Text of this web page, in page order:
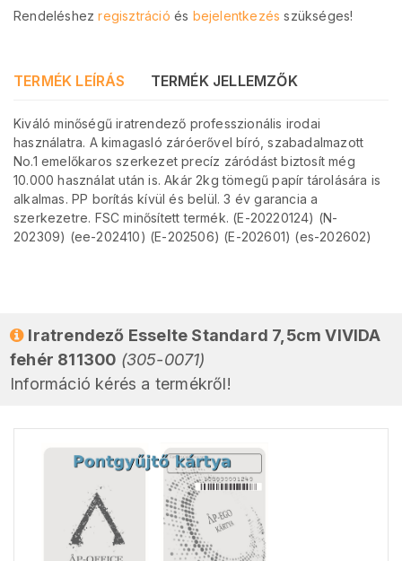
Rendeléshezregisztráció és bejelentkezés szükséges!
TERMÉK LEÍRÁS TERMÉK JELLEMZŐK
Kiváló minőségű iratrendező professzionális irodai
használatra. A kimagasló záróerővel bíró, szabadalmazott
No.1 emelőkaros szerkezet precíz záródást biztosít még
10.000 használat után is. Akár 2kg tömegű papír tárolására is
alkalmas. PP borítás kívül és belül. 3 év garancia a
szerkezetre. FSC minősített termék. (E-20220124) (N-
202309) (ee-202410) (E-202506) (E-202601) (es-202602)
Iratrendező Esselte Standard 7,5cm VIVIDA
fehér 811300 (305-0071)
Információ kérés a termékről!